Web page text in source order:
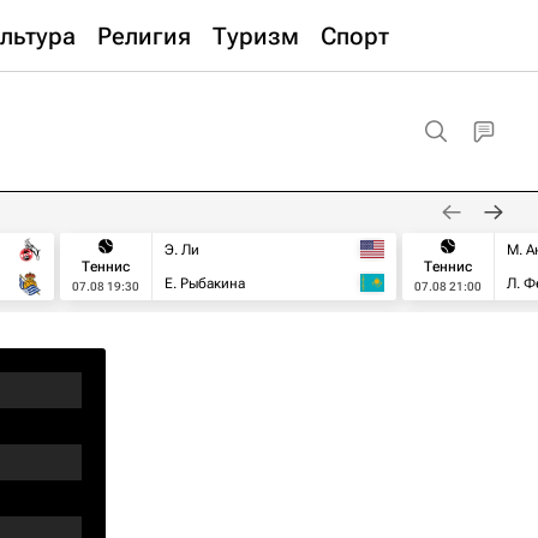
Религия Туризм Спорт
Теннис
07.08 19:30
Э. Ли
Е. Рыбакина
Теннис
07.08 21:00
М.
Л.